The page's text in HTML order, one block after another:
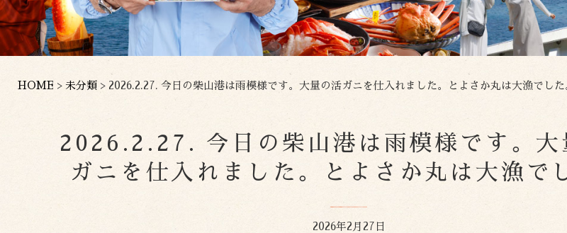
HOME > 未分類 > 2026.2.27. 今日の柴山港は雨模様です。大量の活ガニを仕入れました。とよさか丸は大漁でした
2026.2.27. 今日の柴山港は雨模様です。大
ガニを仕入れました。とよさか丸は大漁で
2026年2月27日